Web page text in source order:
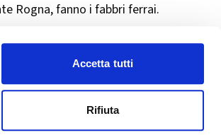
Accetta tutti
Rifiuta
Rogna, fanno i fabbri ferrai.